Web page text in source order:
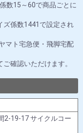
数15～60で商品ごとに
ズ係数1441で設定され
マト宅急便・飛脚宅配
確認いただけます。
2-19-17 サイクルコー